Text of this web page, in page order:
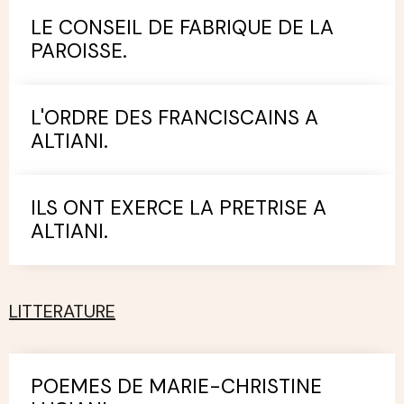
LE CONSEIL DE FABRIQUE DE LA
PAROISSE.
L'ORDRE DES FRANCISCAINS A
ALTIANI.
ILS ONT EXERCE LA PRETRISE A
ALTIANI.
LITTERATURE
POEMES DE MARIE-CHRISTINE